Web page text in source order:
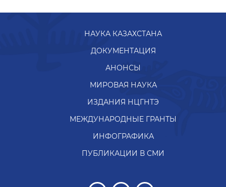
НАУКА КАЗАХСТАНА
ДОКУМЕНТАЦИЯ
АНОНСЫ
МИРОВАЯ НАУКА
ИЗДАНИЯ НЦГНТЭ
МЕЖДУНАРОДНЫЕ ГРАНТЫ
ИНФОГРАФИКА
ПУБЛИКАЦИИ В СМИ